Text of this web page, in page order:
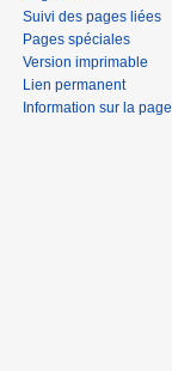
Suivi des pages liées
Pages spéciales
Version imprimable
Lien permanent
Information sur la page